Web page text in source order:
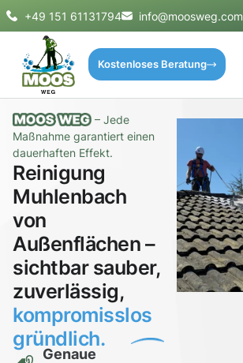
+49 151 61131794 info@moosweg.com
Kostenloses Beratung
– Jede
Maßnahme garantiert einen
dauerhaften Effekt.
Reinigung
Muhlenbach
von
Außenflächen –
sichtbar sauber,
zuverlässig,
kompromisslos
gründlich.
Genaue